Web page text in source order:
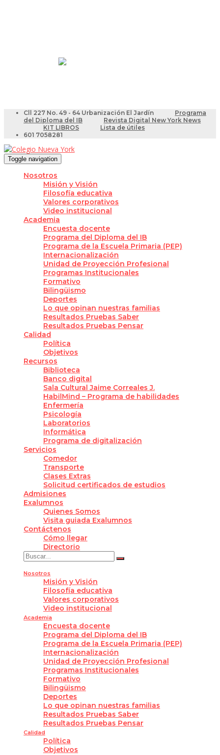
Cll 227 No. 49 - 64 Urbanización El Jardín
Programa
del Diploma del IB
Revista Digital New York News
KIT LIBROS
Lista de útiles
601 7058281
Toggle navigation
Nosotros
Misión y Visión
Filosofía educativa
Valores corporativos
Video institucional
Academia
Encuesta docente
Programa del Diploma del IB
Programa de la Escuela Primaria (PEP)
Internacionalización
Unidad de Proyección Profesional
Programas Institucionales
Formativo
Bilingüismo
Deportes
Lo que opinan nuestras familias
Resultados Pruebas Saber
Resultados Pruebas Pensar
Calidad
Política
Objetivos
Recursos
Biblioteca
Banco digital
Sala Cultural Jaime Correales J.
HabilMind – Programa de habilidades
Enfermería
Psicología
Laboratorios
Informática
Programa de digitalización
Servicios
Comedor
Transporte
Clases Extras
Solicitud certificados de estudios
Admisiones
Exalumnos
Quienes Somos
Visita guiada Exalumnos
Contáctenos
Cómo llegar
Directorio
Nosotros
Misión y Visión
Filosofía educativa
Valores corporativos
Video institucional
Academia
Encuesta docente
Programa del Diploma del IB
Programa de la Escuela Primaria (PEP)
Internacionalización
Unidad de Proyección Profesional
Programas Institucionales
Formativo
Bilingüismo
Deportes
Lo que opinan nuestras familias
Resultados Pruebas Saber
Resultados Pruebas Pensar
Calidad
Política
Objetivos